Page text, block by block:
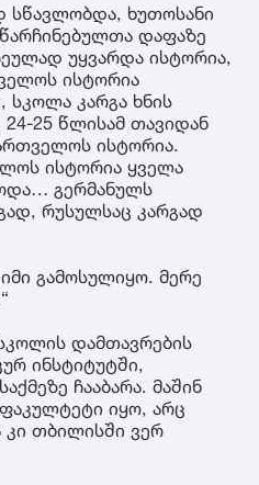
სწავლობდა, ხუთოსანი
დაფაზე
უყვარდა ისტორია,
ისტორია
სკოლა კარგა ხნის
25 წლისამ თავიდან
ისტორია.
ისტორია ყველა
გერმანულს
რუსულსაც კარგად
გამოსულიყო. მერე
დამთავრების
ინსტიტუტში,
ჩააბარა. მაშინ
იყო, არც
თბილისში ვერ